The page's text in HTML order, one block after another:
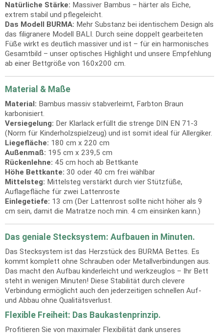
Natürliche Stärke: Massiver Bambus – härter als Eiche,
extrem stabil und pflegeleicht.
Das Modell BURMA: Mehr Substanz bei identischem Design als
das filigranere Modell BALI. Durch seine doppelt gearbeiteten
Füße wirkt es deutlich massiver und ist – für ein harmonisches
Gesamtbild – unser optisches Highlight und unsere Empfehlung
ab einer Bettgröße von 160x200 cm.
Material & Maße
Material: Bambus massiv stabverleimt, Farbton Braun
karbonisiert.
Versiegelung: Der Klarlack erfüllt die strenge DIN EN 71-3
(Norm für Kinderholzspielzeug) und ist somit ideal für Allergiker.
Liegefläche: 180 cm x 220 cm
Außenmaß: 195 cm x 239,5 cm
Rückenlehne: 45 cm hoch ab Bettkante
Höhe Bettkante: 30 oder 40 cm frei wählbar
Mittelsteg: Mittelsteg verstärkt durch vier Stützfüße,
Auflagefläche für zwei Lattenroste
Einlegetiefe: 13 cm (Der Lattenrost sollte nicht höher als 9
cm sein, damit die Matratze noch min. 4 cm einsinken kann.)
Das geniale Stecksystem: Aufbauen in Minuten.
Das Stecksystem ist das Herzstück des BURMA Bettes. Es
kommt komplett ohne Schrauben oder Metallverbindungen aus.
Das macht den Aufbau kinderleicht und werkzeuglos – Ihr Bett
steht in wenigen Minuten! Diese Stabilität durch clevere
Verbindung ermöglicht auch den jederzeitigen schnellen Auf-
und Abbau ohne Qualitätsverlust.
Flexible Freiheit: Das Baukastenprinzip.
Profitieren Sie von maximaler Flexibilität dank unseres